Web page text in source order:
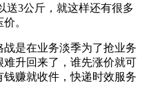
送3公斤，就这样还有很多
。
是在业务淡季为了抢业务
升回来了，谁先涨价就可
赚就收件，快递时效服务